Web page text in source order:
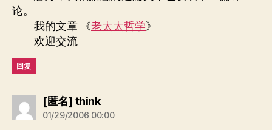
论。
我的文章 《老太太哲学》
欢迎交流
回复
[匿名] think说：
01/29/2006 00:00